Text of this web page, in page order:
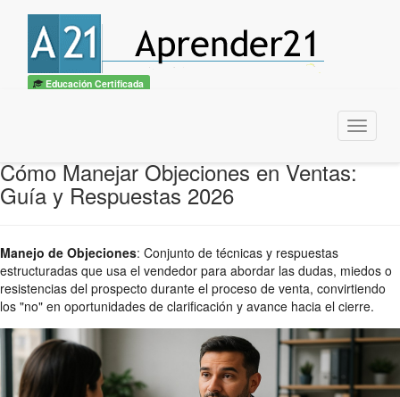
Educación Certificada
Menu
Cómo Manejar Objeciones en Ventas:
Guía y Respuestas 2026
Manejo de Objeciones: Conjunto de técnicas y respuestas
estructuradas que usa el vendedor para abordar las dudas, miedos o
resistencias del prospecto durante el proceso de venta, convirtiendo
los "no" en oportunidades de clarificación y avance hacia el cierre.